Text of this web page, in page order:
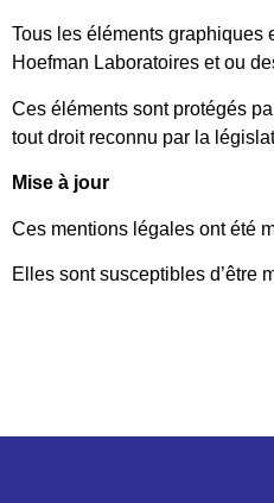
Tous les éléments graphiques
Hoefman Laboratoires et ou
Ces éléments sont protégés
tout droit reconnu par la
Mise à jour
Ces mentions légales ont été
Elles sont susceptibles d’être